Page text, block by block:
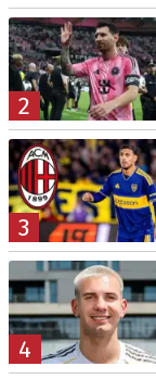
2
3
4